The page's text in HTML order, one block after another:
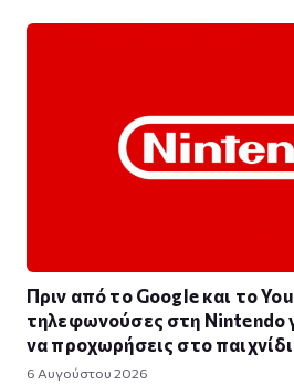
Πριν από το Google και το
τηλεφωνούσες στη Nintendo
να προχωρήσεις στο παιχνίδι
6 Αυγούστου 2026